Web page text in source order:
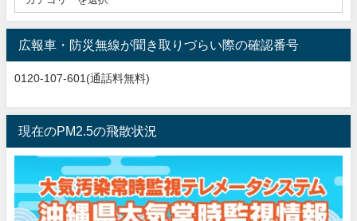
広報車・防災無線が聞き取りづらい際の確認番号
0120-107-601(通話料無料)
現在のPM2.5の飛散状況